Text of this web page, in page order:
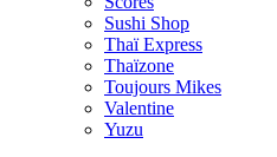
Sushi Shop
Thaï Express
Thaïzone
Toujours Mikes
Valentine
Yuzu